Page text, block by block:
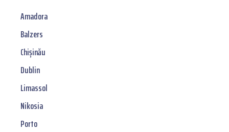
Amadora
Balzers
Chișinău
Dublin
Limassol
Nikosia
Porto